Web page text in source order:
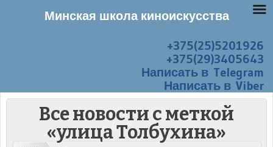
+375(25)5201926
+375(29)3405643
Написать в Telegram
Написать в Viber
Все новости с меткой
«улица Толбухина»
Минская школа киноискусства